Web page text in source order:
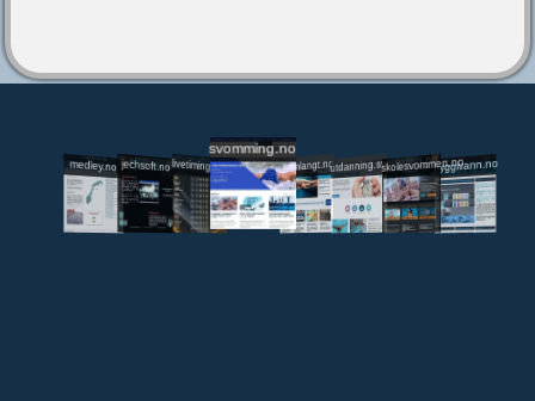
medley.no jechsoft.nolivetiming.medley.no
svomming.no
svomlangt.noutdanning.svomming.no
skolesvommen.notryggivann.no